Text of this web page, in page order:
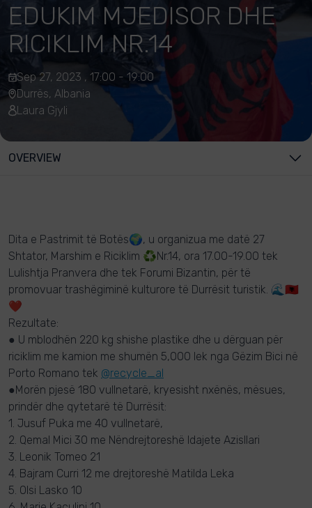
EDUKIM MJEDISOR DHE
RICIKLIM NR.14
Sep 27, 2023 , 17:00 - 19:00
Durrës, Albania
Laura Gjyli
OVERVIEW
Dita e Pastrimit të Botës🌍, u organizua me datë 27
Shtator, Marshim e Riciklim ♻️Nr.14, ora 17.00-19.00 tek
Lulishtja Pranvera dhe tek Forumi Bizantin, për të
promovuar trashëgiminë kulturore të Durrësit turistik. 🌊🇦🇱
❤️
Rezultate:
● U mblodhën 220 kg shishe plastike dhe u dërguan për
riciklim me kamion me shumën 5,000 lek nga Gëzim Bici në
Porto Romano tek @recycle_al
●Morën pjesë 180 vullnetarë, kryesisht nxënës, mësues,
prindër dhe qytetarë të Durrësit:
1. Jusuf Puka me 40 vullnetarë,
2. Qemal Mici 30 me Nëndrejtoreshë Idajete Azisllari
3. Leonik Tomeo 21
4. Bajram Curri 12 me drejtoreshë Matilda Leka
5. Olsi Lasko 10